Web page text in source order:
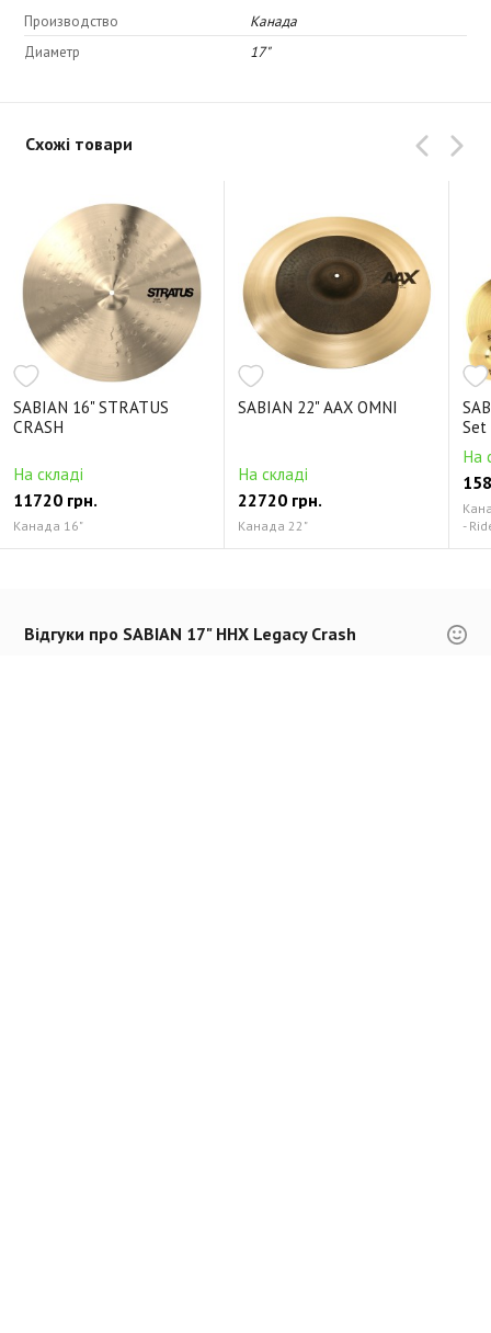
Производство
Канада
Диаметр
17"
Схожі товари
SABIAN 16" STRATUS
CRASH
На складі
11720 грн.
Канада 16"
SABIAN 22" AAX OMNI
На складі
22720 грн.
Канада 22"
Set
На
-
Відгуки про SABIAN 17" HHX Legacy Crash